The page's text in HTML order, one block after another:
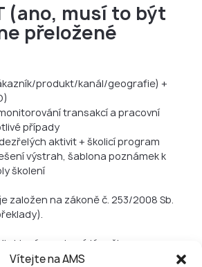
Vítejte na AMS
(ano, musí to být
přeložené
produkt/kanál/geografie) +
transakcí a pracovní
případy
aktivit + školicí program
výstrah, šablona poznámek k
školení
založen na zákoně č. 253/2008 Sb.
která neodpovídá vašim